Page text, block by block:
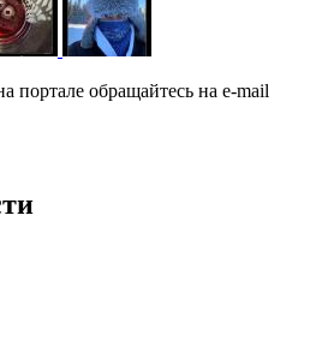
обращайтесь на e-mail